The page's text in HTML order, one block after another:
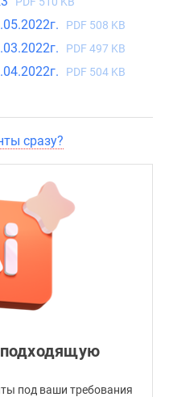
PDF 508 KB
PDF 497 KB
PDF 504 KB
сразу?
под ваши требования